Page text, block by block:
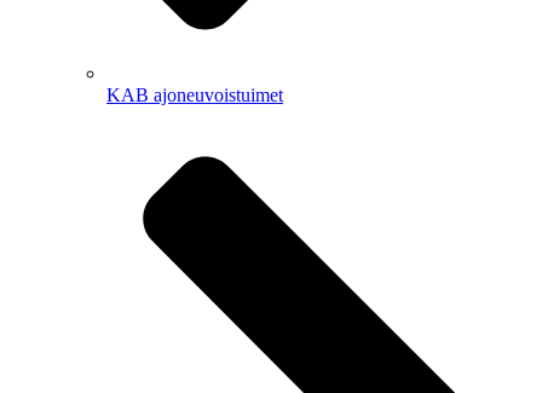
KAB ajoneuvoistuimet